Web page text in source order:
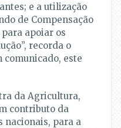
e a utilização
de Compensação
apoiar os
recorda o
este
da Agricultura,
contributo da
nacionais, para a